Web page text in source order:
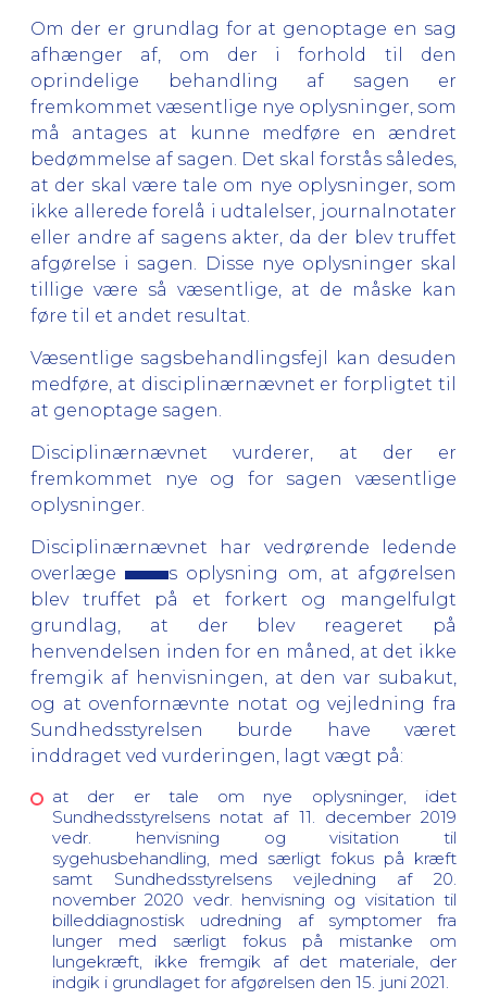
Om der er grundlag for at genoptage en sag
afhænger af, om der i forhold til den
oprindelige behandling af sagen er
fremkommet væsentlige nye oplysninger, som
må antages at kunne medføre en ændret
bedømmelse af sagen. Det skal forstås således,
at der skal være tale om nye oplysninger, som
ikke allerede forelå i udtalelser, journalnotater
eller andre af sagens akter, da der blev truffet
afgørelse i sagen. Disse nye oplysninger skal
tillige være så væsentlige, at de måske kan
føre til et andet resultat.
Væsentlige sagsbehandlingsfejl kan desuden
medføre, at disciplinærnævnet er forpligtet til
at genoptage sagen.
Disciplinærnævnet vurderer, at der er
fremkommet nye og for sagen væsentlige
oplysninger.
Disciplinærnævnet har vedrørende ledende
overlæge
s oplysning om, at afgørelsen
blev truffet på et forkert og mangelfulgt
grundlag, at der blev reageret på
henvendelsen inden for en måned, at det ikke
fremgik af henvisningen, at den var subakut,
og at ovenfornævnte notat og vejledning fra
Sundhedsstyrelsen burde have været
inddraget ved vurderingen, lagt vægt på:
at der er tale om nye oplysninger, idet
Sundhedsstyrelsens notat af 11. december 2019
vedr. henvisning og visitation til
sygehusbehandling, med særligt fokus på kræft
samt Sundhedsstyrelsens vejledning af 20.
november 2020 vedr. henvisning og visitation til
billeddiagnostisk udredning af symptomer fra
lunger med særligt fokus på mistanke om
lungekræft, ikke fremgik af det materiale, der
indgik i grundlaget for afgørelsen den 15. juni 2021.